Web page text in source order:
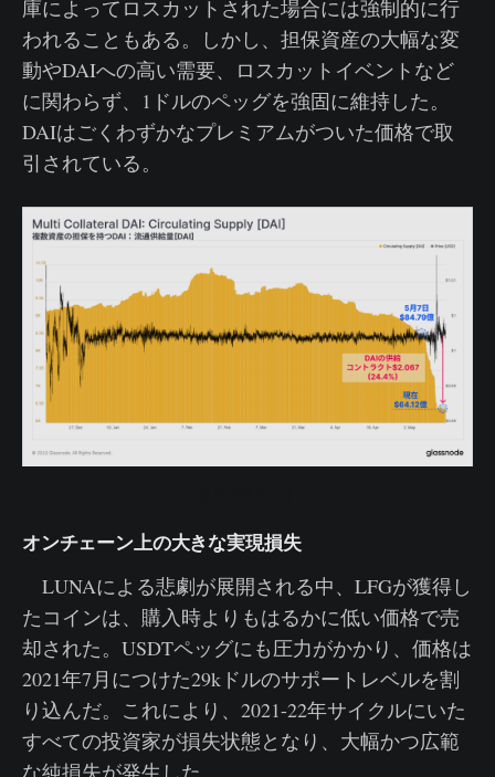
庫によってロスカットされた場合には強制的に行
われることもある。しかし、担保資産の大幅な変
動やDAIへの高い需要、ロスカットイベントなど
に関わらず、1ドルのペッグを強固に維持した。
DAIはごくわずかなプレミアムがついた価格で取
引されている。
オンチェーン上の大きな実現損失
LUNAによる悲劇が展開される中、LFGが獲得し
たコインは、購入時よりもはるかに低い価格で売
却された。USDTペッグにも圧力がかかり、価格は
2021年7月につけた29kドルのサポートレベルを割
り込んだ。これにより、2021-22年サイクルにいた
すべての投資家が損失状態となり、大幅かつ広範